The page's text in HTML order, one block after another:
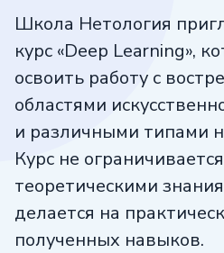
Школа Нетология
курс «Deep Learning»,
освоить работу с
областями
и различными типами
Курс не
теоретическими
делается на
полученных навыков.